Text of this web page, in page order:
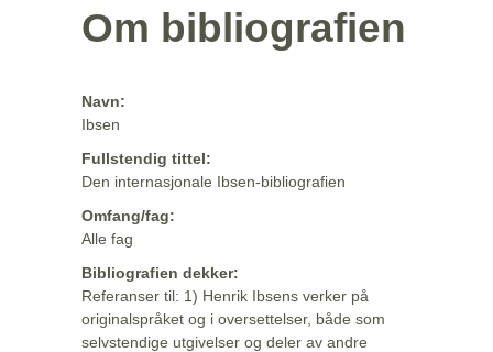
Om bibliografien
Navn:
Ibsen
Fullstendig tittel:
Den internasjonale Ibsen-bibliografien
Omfang/fag:
Alle fag
Bibliografien dekker:
Referanser til: 1) Henrik Ibsens verker på
originalspråket og i oversettelser, både som
selvstendige utgivelser og deler av andre